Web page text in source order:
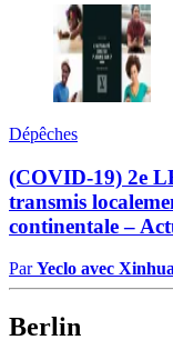
Dépêches
(COVID-19) 2e
transmis
continentale –
ParYeclo avec Xinhua
Berlin